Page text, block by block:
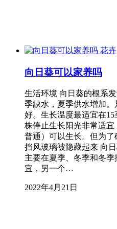
花卉
向日葵可以家养吗
生活环境 向日葵的根系
季缺水，夏季供水增加
好。生长温度最适宜在15
株停止生长阳光非常适
普通）可以生长。但为
挡风玻璃被隐藏起来 向
主要在夏季、冬季和冬
宜，另一个…
2022年4月21日